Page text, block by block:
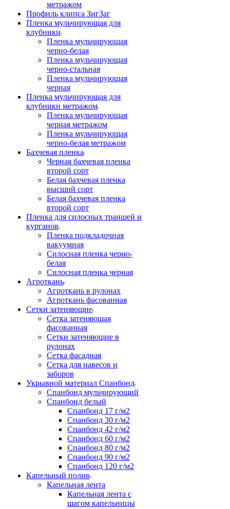
метражом
Профиль клипса ЗигЗаг
Пленка мульчирующая для
клубники
Пленка мульчирующая
черно-белая
Пленка мульчирующая
черно-стальная
Пленка мульчирующая
черная
Пленка мульчирующая для
клубники метражом
Пленка мульчирующая
черная метражом
Пленка мульчирующая
черно-белая метражом
Бахчевая пленка
Черная бахчевая пленка
второй сорт
Белая бахчевая пленка
высший сорт
Белая бахчевая пленка
второй сорт
Пленка для силосных траншей и
курганов
Пленка подкладочная
вакуумная
Силосная пленка черно-
белая
Силосная пленка черная
Агроткань
Агроткань в рулонах
Агроткань фасованная
Сетки затеняющие
Сетка затеняющая
фасованная
Сетки затеняющие в
рулонах
Сетка фасадная
Сетка для навесов и
заборов
Укрывной материал Спанбонд
Спанбонд мульчирующий
Спанбонд белый
Спанбонд 17 г/м2
Спанбонд 30 г/м2
Спанбонд 42 г/м2
Спанбонд 60 г/м2
Спанбонд 80 г/м2
Спанбонд 90 г/м2
Спанбонд 120 г/м2
Капельный полив
Капельная лента
Капельная лента с
шагом капельницы